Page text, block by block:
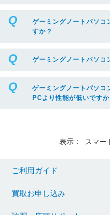
ゲーミングノートパソコ
すか？
ゲーミングノートパソコ
ゲーミングノートパソコ
PCより性能が低いですか
表示： スマー
ご利用ガイド
買取お申し込み